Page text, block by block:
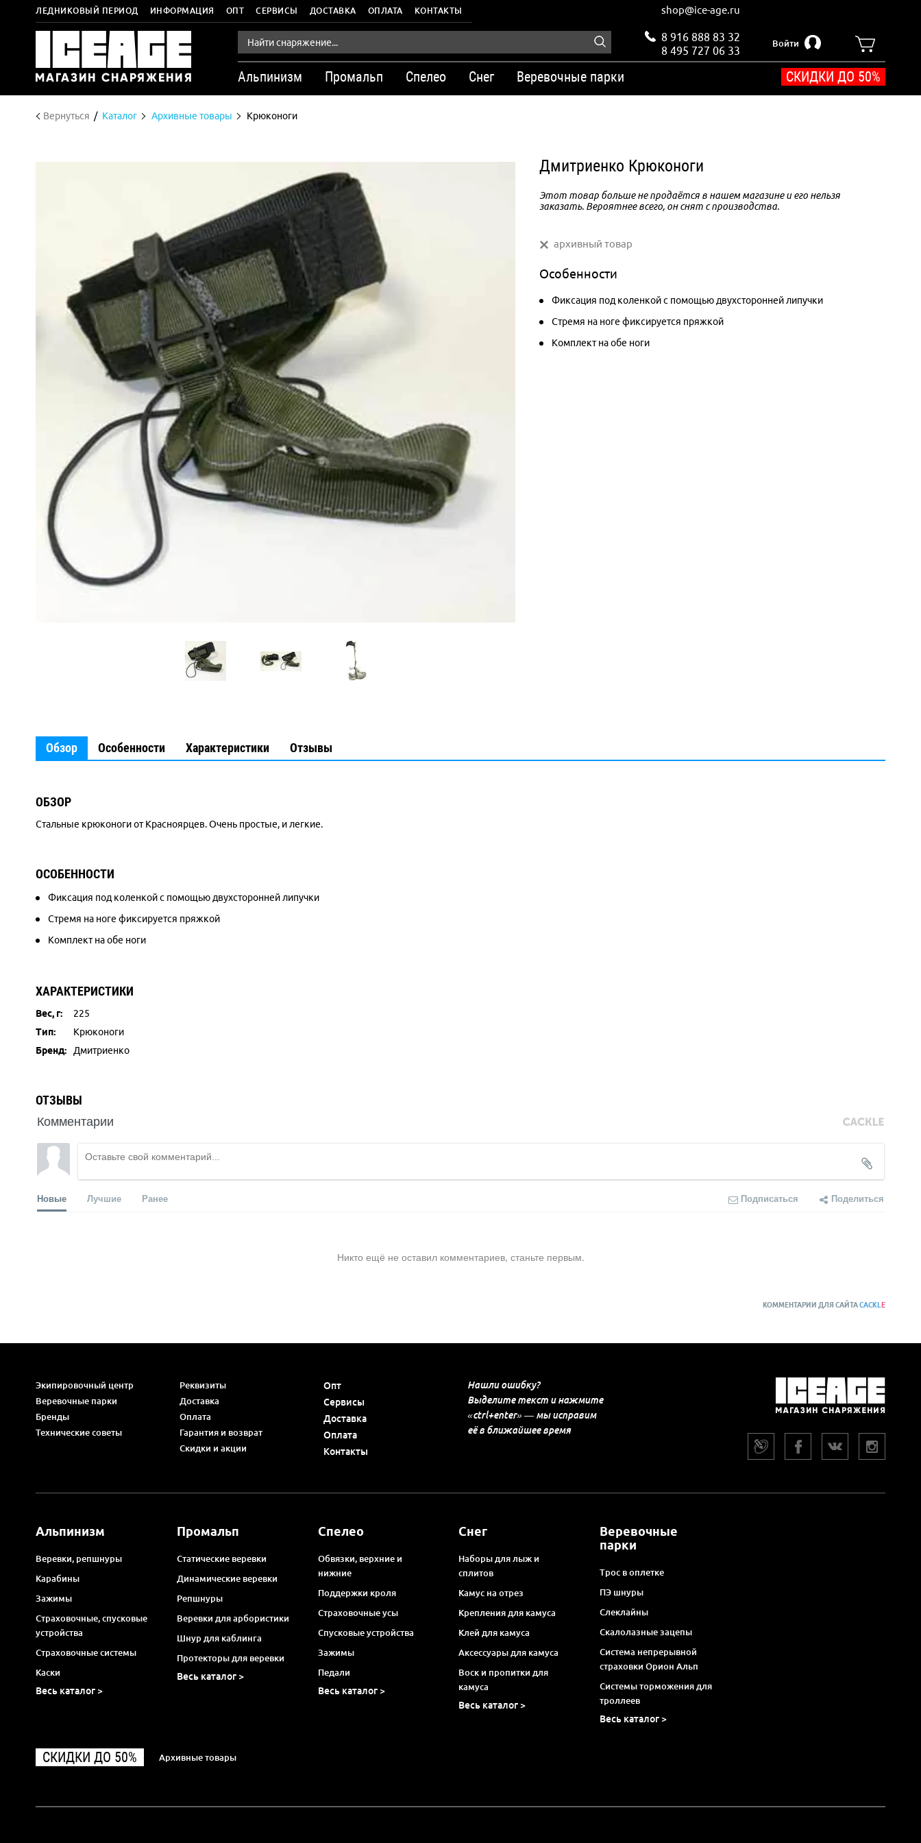
ЛЕДНИКОВЫЙ ПЕРИОД ИНФОРМАЦИЯ ОПТ СЕРВИСЫ ДОСТАВКА ОПЛАТА КОНТАКТЫ shop@ice-age.ru
8 916 888 83 32
8 495 727 06 33
Войти
Альпинизм Промальп Спелео Снег Веревочные парки СКИДКИ ДО 50%
Вернуться Каталог Архивные товары Крюконоги
Дмитриенко Крюконоги
Этот товар больше не продаётся в нашем магазине и его нельзя
заказать. Вероятнее всего, он снят с производства.
архивный товар
Особенности
Фиксация под коленкой с помощью двухсторонней липучки
Стремя на ноге фиксируется пряжкой
Комплект на обе ноги
Обзор Особенности Характеристики Отзывы
ОБЗОР
Стальные крюконоги от Красноярцев. Очень простые, и легкие.
ОСОБЕННОСТИ
Фиксация под коленкой с помощью двухсторонней липучки
Стремя на ноге фиксируется пряжкой
Комплект на обе ноги
ХАРАКТЕРИСТИКИ
Вес, г:
225
Тип:
Крюконоги
Бренд:
Дмитриенко
ОТЗЫВЫ
Комментарии
Новые Лучшие Ранее Подписаться Поделиться
Никто ещё не оставил комментариев, станьте первым.
КОММЕНТАРИИ ДЛЯ САЙТАCACKL E
Экипировочный центр
Веревочные парки
Бренды
Технические советы
Реквизиты
Доставка
Оплата
Гарантия и возврат
Скидки и акции
Опт
Сервисы
Доставка
Оплата
Контакты
Нашли ошибку?
Выделите текст и нажмите
«ctrl+enter» — мы исправим
её в ближайшее время
Альпинизм
Веревки, репшнуры
Карабины
Зажимы
Страховочные, спусковые
устройства
Страховочные системы
Каски
Весь каталог >
Промальп
Статические веревки
Динамические веревки
Репшнуры
Веревки для арбористики
Шнур для каблинга
Протекторы для веревки
Весь каталог >
Спелео
Обвязки, верхние и
нижние
Поддержки кроля
Страховочные усы
Спусковые устройства
Зажимы
Педали
Весь каталог >
Снег
Наборы для лыж и
сплитов
Камус на отрез
Крепления для камуса
Клей для камуса
Аксессуары для камуса
Воск и пропитки для
камуса
Весь каталог >
Веревочные
парки
Трос в оплетке
ПЭ шнуры
Слеклайны
Скалолазные зацепы
Система непрерывной
страховки Орион Альп
Системы торможения для
троллеев
Весь каталог >
СКИДКИ ДО 50% Архивные товары